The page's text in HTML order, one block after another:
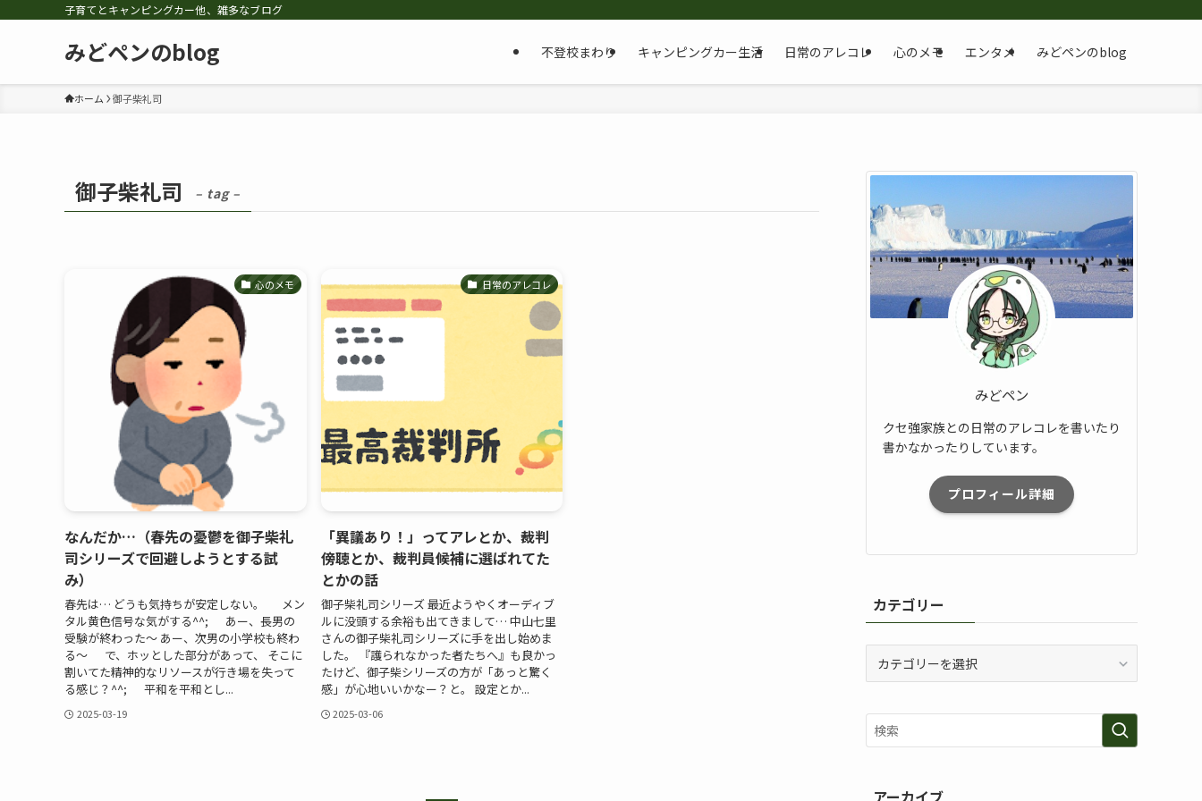
子育てとキャンピングカー他、雑多なブログ
みどペンのblog 不登校まわり キャンピングカー生活 日常のアレコレ 心のメモ エンタメ みどペンのblog
ホーム 御子柴礼司
御子柴礼司 – tag –
心のメモ
なんだか…（春先の憂鬱を御子柴礼
司シリーズで回避しようとする試
み）
春先は… どうも気持ちが安定しない。 メン
タル黄色信号な気がする^^; あー、長男の
受験が終わった～ あー、次男の小学校も終わ
る～ で、ホッとした部分があって、 そこに
割いてた精神的なリソースが行き場を失って
る感じ？^^; 平和を平和とし...
2025-03-19
日常のアレコレ
「異議あり！」ってアレとか、裁判
傍聴とか、裁判員候補に選ばれてた
とかの話
御子柴礼司シリーズ 最近ようやくオーディブ
ルに没頭する余裕も出てきまして… 中山七里
さんの御子柴礼司シリーズに手を出し始めま
した。 『護られなかった者たちへ』も良かっ
たけど、御子柴シリーズの方が「あっと驚く
感」が心地いいかなー？と。 設定とか...
2025-03-06
みどペン
クセ強家族との日常のアレコレを書いたり
書かなかったりしています。
プロフィール詳細
カテゴリー
リ
ー
アーカイブ